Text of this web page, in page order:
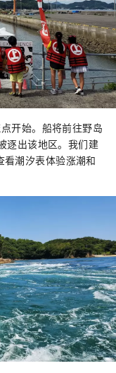
开始。船将前往野岛
逐出该地区。我们建
潮汐表体验涨潮和